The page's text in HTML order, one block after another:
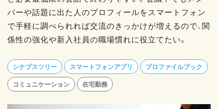
バーや話題に出た人のプロフィールをスマートフォン
で手軽に調べられれば交流のきっかけが増えるので、関
係性の強化や新入社員の職場慣れに役立てたい。
シナプスツリー スマートフォンアプリ
プロファイルブック
コミュニケーション
在宅勤務